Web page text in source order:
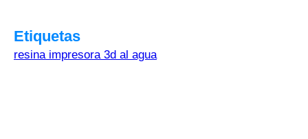
Etiquetas
resina impresora 3d al agua